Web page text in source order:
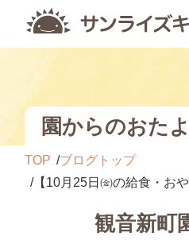
園からのおた
TOP
ブログトップ
【10月25日㈮の給食・お
観音新町